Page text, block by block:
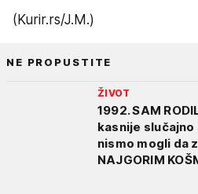
(Kurir.rs/J.M.)
NE PROPUSTITE
ŽIVOT
1992. SAM
kasnije slučajno
nismo mogli da
NAJGORIM